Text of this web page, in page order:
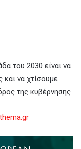
του 2030 είναι να
και να χτίσουμε
της κυβέρνησης